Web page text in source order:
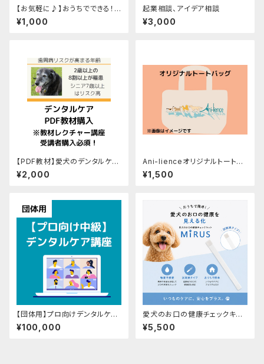
【お気軽に♪】おうちでできる！
わんちゃんのデンタルケア相談
（15分）
¥1,000
起業相談、アイデア相談
¥3,000
【PDF教材】愛犬のデンタルケア
知識
¥2,000
Ani-lienceオリジナルトートバ
ッグ
¥1,500
【団体用】プロ向けデンタルケア
中級講座（90分）
¥100,000
愛犬のお口の健康チェックキット
MIRUS（3か月分/1セット）
¥5,500